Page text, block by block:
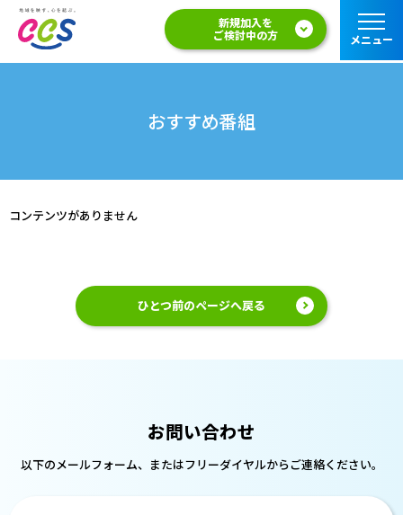
新規加入を
ご検討中の方
メニュー
おすすめ番組
コンテンツがありません
ひとつ前のページへ戻る
お問い合わせ
以下のメールフォーム、またはフリーダイヤルからご連絡ください。